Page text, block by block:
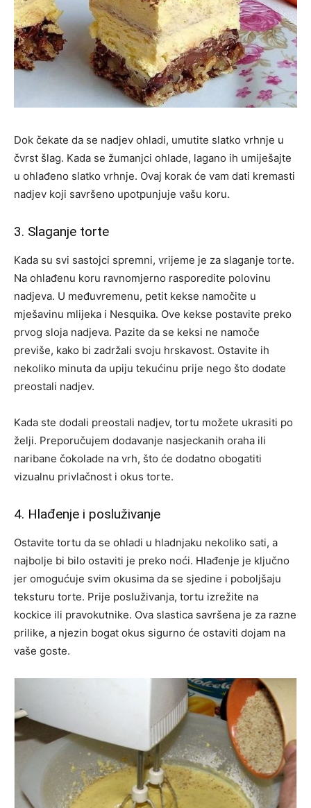
Dok čekate da se nadjev ohladi, umutite slatko vrhnje u
čvrst šlag. Kada se žumanjci ohlade, lagano ih umiješajte
u ohlađeno slatko vrhnje. Ovaj korak će vam dati kremasti
nadjev koji savršeno upotpunjuje vašu koru.
3. Slaganje torte
Kada su svi sastojci spremni, vrijeme je za slaganje torte.
Na ohlađenu koru ravnomjerno rasporedite polovinu
nadjeva. U međuvremenu, petit kekse namočite u
mješavinu mlijeka i Nesquika. Ove kekse postavite preko
prvog sloja nadjeva. Pazite da se keksi ne namoče
previše, kako bi zadržali svoju hrskavost. Ostavite ih
nekoliko minuta da upiju tekućinu prije nego što dodate
preostali nadjev.
Kada ste dodali preostali nadjev, tortu možete ukrasiti po
želji. Preporučujem dodavanje nasjeckanih oraha ili
naribane čokolade na vrh, što će dodatno obogatiti
vizualnu privlačnost i okus torte.
4. Hlađenje i posluživanje
Ostavite tortu da se ohladi u hladnjaku nekoliko sati, a
najbolje bi bilo ostaviti je preko noći. Hlađenje je ključno
jer omogućuje svim okusima da se sjedine i poboljšaju
teksturu torte. Prije posluživanja, tortu izrežite na
kockice ili pravokutnike. Ova slastica savršena je za razne
prilike, a njezin bogat okus sigurno će ostaviti dojam na
vaše goste.